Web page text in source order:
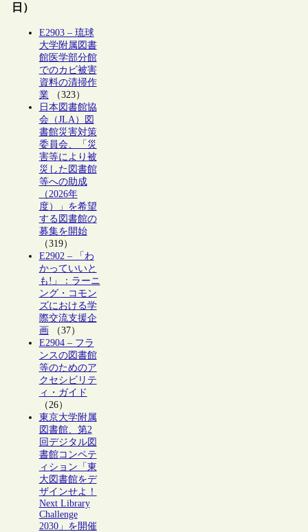
日）
E2903 – 琉球
大学附属図書
館医学部分館
でのカビ被害
資料の清掃作
業（323）
日本図書館協
会（JLA）図
書館災害対策
委員会、「災
害等により被
災した図書館
等への助成
（2026年
度）」を希望
する図書館の
募集を開始
（319）
E2902 – 「わ
かっていいと
も!」：ラーニ
ング・コモン
ズにおける学
際交流支援企
画（37）
E2904 – フラ
ンスの図書館
等のためのア
クセシビリテ
ィ・ガイド
（26）
東京大学附属
図書館、第2
回デジタル図
書館コンペテ
ィション「東
大図書館をデ
ザインせよ！
Next Library
Challenge
2030」を開催